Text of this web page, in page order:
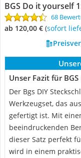
BGS Do it yourself
68
ab 120,00 € ( Sofort
Unser Fazit für
Der Bgs DIY
Werkzeugset, das
gefertigt ist. Mit
beeindruckenden
dieser Satz perfekt
wird in einem